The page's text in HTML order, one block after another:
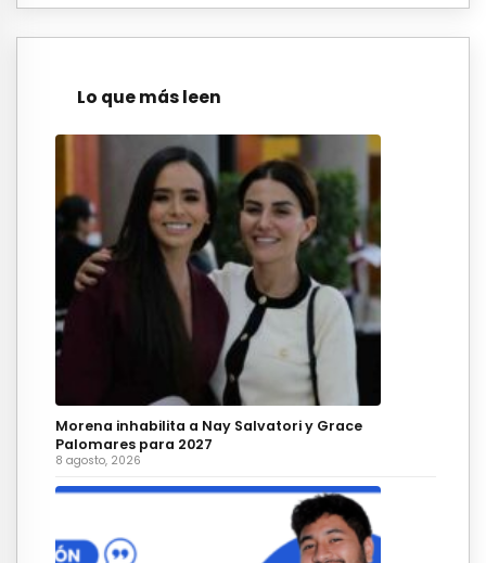
Lo que más leen
Morena inhabilita a Nay Salvatori y Grace
Palomares para 2027
8 agosto, 2026